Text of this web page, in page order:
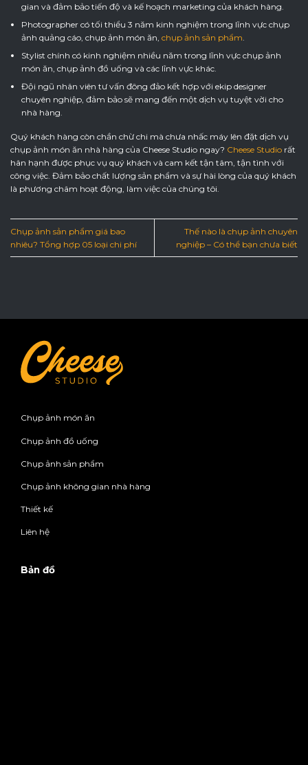
gian và đảm bảo tiến độ và kế hoạch marketing của khách hàng.
Photographer có tối thiểu 3 năm kinh nghiệm trong lĩnh vực chụp
ảnh quảng cáo, chụp ảnh món ăn, chụp ảnh sản phẩm.
Stylist chính có kinh nghiệm nhiều năm trong lĩnh vực chụp ảnh
món ăn, chụp ảnh đồ uống và các lĩnh vực khác.
Đội ngũ nhân viên tư vấn đông đảo kết hợp với ekip designer
chuyên nghiệp, đảm bảo sẽ mang đến một dịch vụ tuyệt vời cho
nhà hàng.
Quý khách hàng còn chần chừ chi mà chưa nhấc máy lên đặt dịch vụ
chụp ảnh món ăn nhà hàng của Cheese Studio ngay? Cheese Studio rất
hân hạnh được phục vụ quý khách và cam kết tận tâm, tận tình với
công việc. Đảm bảo chất lượng sản phẩm và sự hài lòng của quý khách
là phương châm hoạt động, làm việc của chúng tôi.
Chụp ảnh sản phẩm giá bao
nhiêu? Tổng hợp 05 loại chi phí
Thế nào là chụp ảnh chuyên
nghiệp – Có thể bạn chưa biết
Chụp ảnh món ăn
Chụp ảnh đồ uống
Chụp ảnh sản phẩm
Chụp ảnh không gian nhà hàng
Thiết kế
Liên hệ
Bản đồ